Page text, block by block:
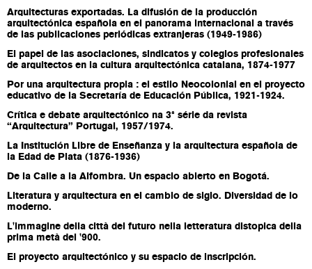
Arquitecturas exportadas. La difusión de la producción
arquitectónica española en el panorama internacional a través
de las publicaciones periódicas extranjeras (1949-1986)
El papel de las asociaciones, sindicatos y colegios profesionales
de arquitectos en la cultura arquitectónica catalana, 1874-1977
Por una arquitectura propia : el estilo Neocolonial en el proyecto
educativo de la Secretaría de Educación Pública, 1921-1924.
Crítica e debate arquitectónico na 3ª série da revista
“Arquitectura” Portugal, 1957/1974.
La Institución Libre de Enseñanza y la arquitectura española de
la Edad de Plata (1876-1936)
De la Calle a la Alfombra. Un espacio abierto en Bogotá.
Literatura y arquitectura en el cambio de siglo. Diversidad de lo
moderno.
L'immagine della città del futuro nella letteratura distopica della
prima metà del '900.
El proyecto arquitectónico y su espacio de inscripción.